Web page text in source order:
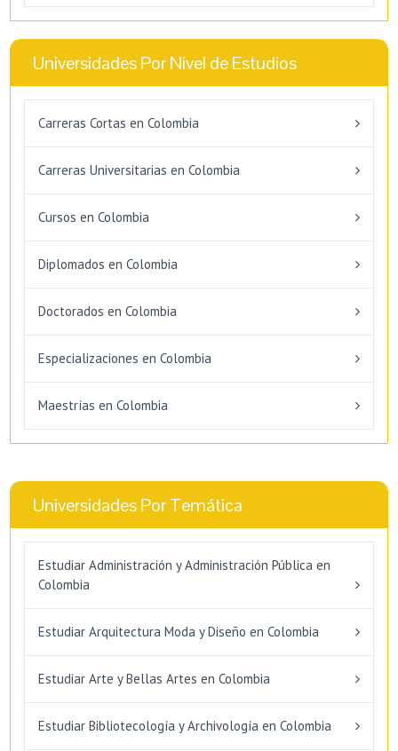
Universidades Por Nivel de Estudios
Carreras Cortas en Colombia
Carreras Universitarias en Colombia
Cursos en Colombia
Diplomados en Colombia
Doctorados en Colombia
Especializaciones en Colombia
Maestrías en Colombia
Universidades Por Temática
Estudiar Administración y Administración Pública en
Colombia
Estudiar Arquitectura Moda y Diseño en Colombia
Estudiar Arte y Bellas Artes en Colombia
Estudiar Bibliotecología y Archivología en Colombia